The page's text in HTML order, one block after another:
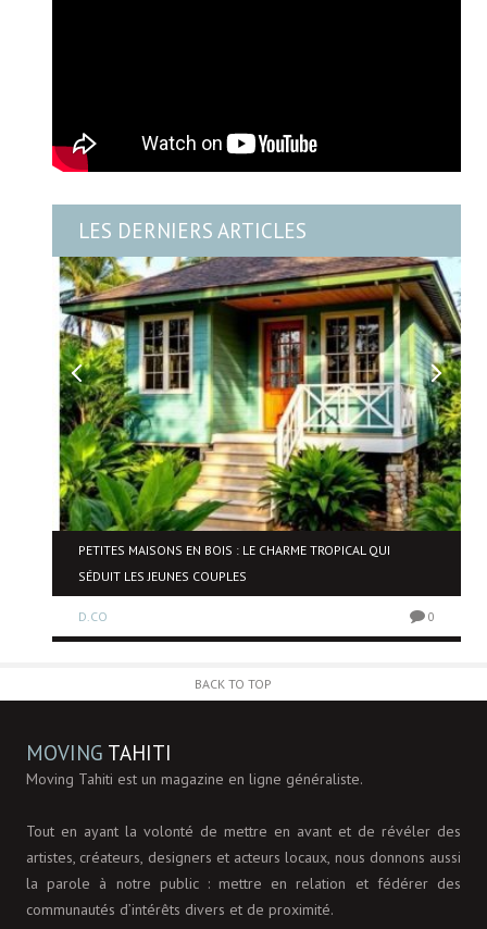
LES DERNIERS ARTICLES
PETITES MAISONS EN BOIS : LE CHARME TROPICAL QUI
SÉDUIT LES JEUNES COUPLES
D.CO 0
BACK TO TOP
MOVING TAHITI
Moving Tahiti est un magazine en ligne généraliste.
Tout en ayant la volonté de mettre en avant et de révéler des
artistes, créateurs, designers et acteurs locaux, nous donnons aussi
la parole à notre public : mettre en relation et fédérer des
communautés d’intérêts divers et de proximité.